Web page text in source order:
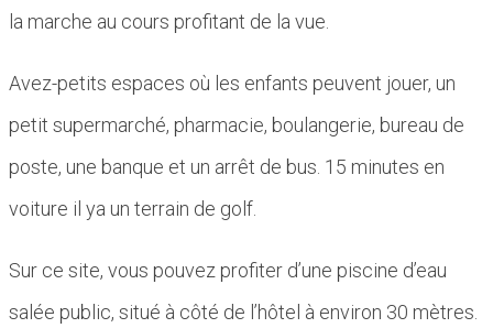
la marche au cours profitant de la vue.
Avez-petits espaces où les enfants peuvent jouer, un
petit supermarché, pharmacie, boulangerie, bureau de
poste, une banque et un arrêt de bus. 15 minutes en
voiture il ya un terrain de golf.
Sur ce site, vous pouvez profiter d’une piscine d’eau
salée public, situé à côté de l’hôtel à environ 30 mètres.